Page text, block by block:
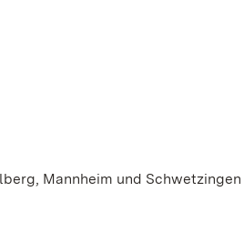
Mannheim und Schwetzingen